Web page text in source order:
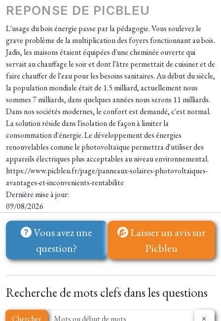
REPONSE DE PICBLEU
L'usage du bois énergie passe par la pédagogie. Vous soulevez le
grave problème de la multiplication des foyers fonctionnant au bois.
Jadis, les maisons étaient équipées d'une cheminée ouverte qui
servait au chauffage le soir et dont l'âtre permettait de cuisiner et de
faire chauffer de l'eau pour les besoins sanitaires. Au début du siècle,
la population mondiale était de 1.5 milliard, actuellement nous
sommes 7 milliards, dans quelques années nous serons 11 milliards.
Dans nos sociétés modernes, le confort est demandé, c'est normal.
La solution réside dans l'isolation de façon à limiter la
consommation d'énergie. Le développement des énergies
renouvelables comme le photovoltaïque permettra d'utiliser des
appareils électriques plus acceptables au niveau environnemental.
https://www.picbleu.fr/page/panneaux-solaires-photovoltaiques-
avantages-et-inconvenients-rentabilite
Dernière mise à jour:
09/08/2026
Vous avez une
question?
Laisser un avis sur
Picbleu
Recherche de mots clefs dans les questions
Chercher